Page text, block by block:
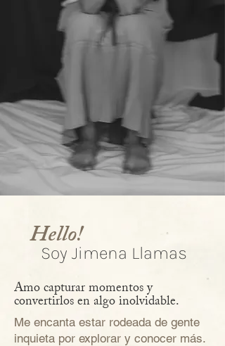
Hello!
Soy Jimena Llamas
Amo capturar momentos y
convertirlos en algo inolvidable.
Me encanta estar rodeada de gente
inquieta por explorar y conocer más.